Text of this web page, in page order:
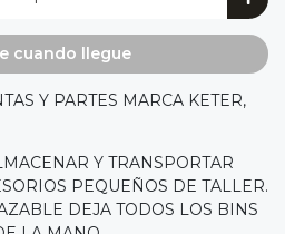
cuando llegue
Y PARTES MARCA KETER,
Y TRANSPORTAR
PEQUEÑOS DE TALLER.
DEJA TODOS LOS BINS